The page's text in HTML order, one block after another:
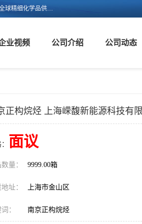
上海嵘馥新能源科技有限公司主营：异构烷烃、异构十二烷烃、异构十六烷烃、Isopar L、正构烷烃、工业白油、等各种产品，拥有全球精细化学品供应链的整合和服务能力，不仅提供自主研发的特种溶剂化学品，还集成了来自欧美、日韩的优质溶剂资源，为市场提供世界级优质溶剂。欢迎广大客户来电咨询！
业视频 公司介绍 公司动态
正构烷烃 上海嵘馥新能源科技有
面议
量： 9999.00箱
址： 上海市金山区
： 南京正构烷烃